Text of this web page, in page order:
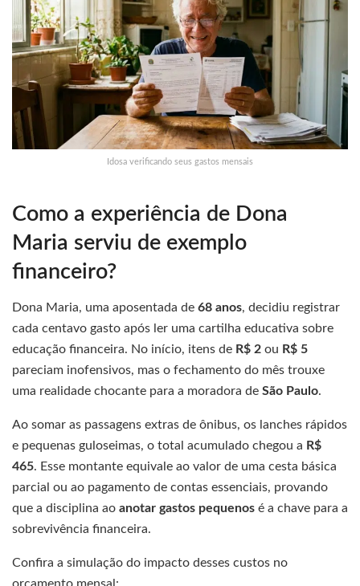
Idosa verificando seus gastos mensais
Como a experiência de Dona
Maria serviu de exemplo
financeiro?
Dona Maria, uma aposentada de 68 anos, decidiu registrar
cada centavo gasto após ler uma cartilha educativa sobre
educação financeira. No início, itens de R$ 2 ou R$ 5
pareciam inofensivos, mas o fechamento do mês trouxe
uma realidade chocante para a moradora de São Paulo.
Ao somar as passagens extras de ônibus, os lanches rápidos
e pequenas guloseimas, o total acumulado chegou a R$
465. Esse montante equivale ao valor de uma cesta básica
parcial ou ao pagamento de contas essenciais, provando
que a disciplina ao anotar gastos pequenos é a chave para a
sobrevivência financeira.
Confira a simulação do impacto desses custos no